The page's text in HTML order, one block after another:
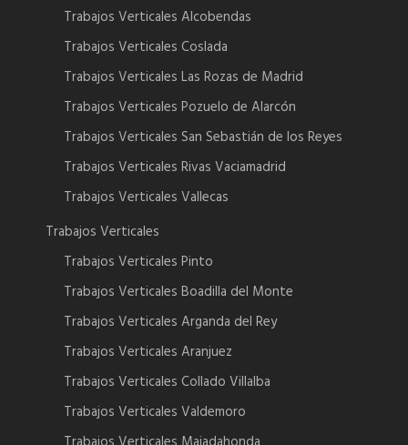
Trabajos Verticales Alcobendas
Trabajos Verticales Coslada
Trabajos Verticales Las Rozas de Madrid
Trabajos Verticales Pozuelo de Alarcón
Trabajos Verticales San Sebastián de los Reyes
Trabajos Verticales Rivas Vaciamadrid
Trabajos Verticales Vallecas
Trabajos Verticales
Trabajos Verticales Pinto
Trabajos Verticales Boadilla del Monte
Trabajos Verticales Arganda del Rey
Trabajos Verticales Aranjuez
Trabajos Verticales Collado Villalba
Trabajos Verticales Valdemoro